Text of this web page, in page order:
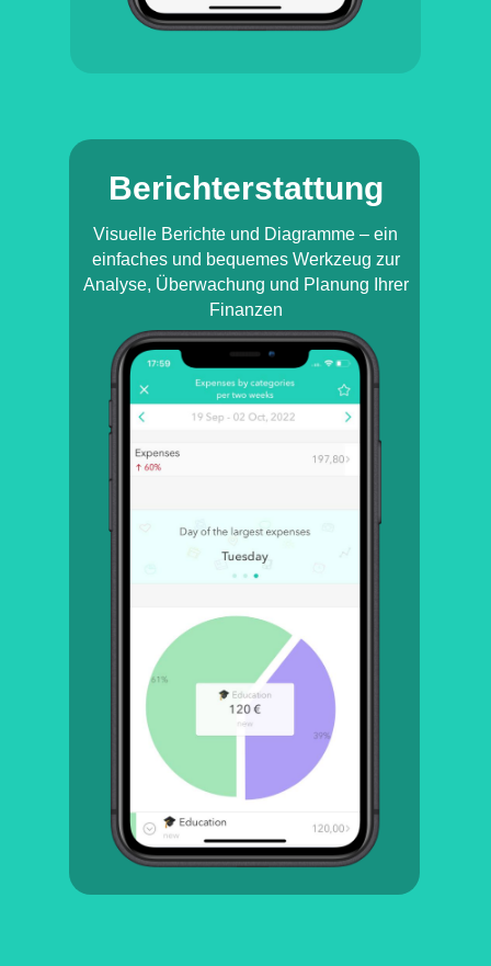
Visuelle Berichte und Diagramme – ein
einfaches und bequemes Werkzeug zur
Analyse, Überwachung und Planung Ihrer
Finanzen
Berichterstattung